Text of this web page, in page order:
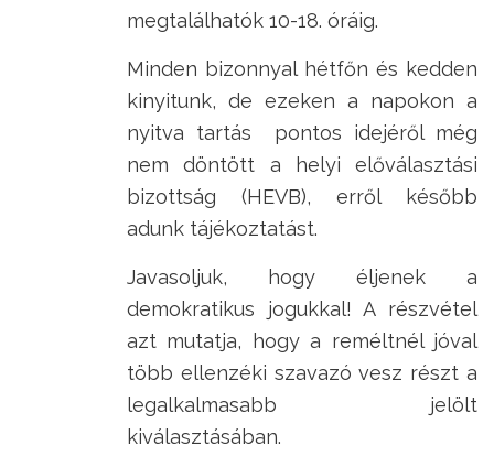
megtalálhatók 10-18. óráig.
Minden bizonnyal hétfőn és kedden
kinyitunk, de ezeken a napokon a
nyitva tartás pontos idejéről még
nem döntött a helyi előválasztási
bizottság (HEVB), erről később
adunk tájékoztatást.
Javasoljuk, hogy éljenek a
demokratikus jogukkal! A részvétel
azt mutatja, hogy a reméltnél jóval
több ellenzéki szavazó vesz részt a
legalkalmasabb jelölt
kiválasztásában.